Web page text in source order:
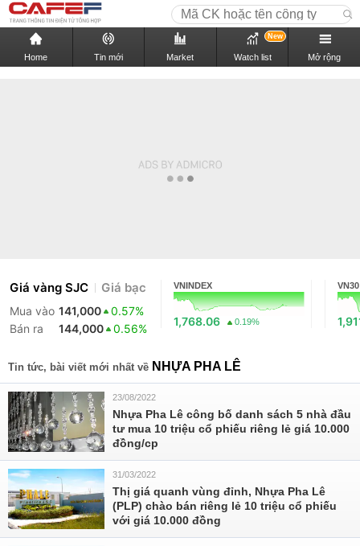
Home Tin mới Market Watch list
New
Mở rộng
Giá vàng SJC Giá bạc
Mua vào 141,000
0.57%
Bán ra
144,000 0.56%
VNINDEX
1,768.06 0.19%
VN30
Tin tức, bài viết mới nhất về NHỰA PHA LÊ
23/08/2022
Nhựa Pha Lê công bố danh sách 5 nhà đầu
tư mua 10 triệu cổ phiếu riêng lẻ giá 10.000
đồng/cp
31/03/2022
Thị giá quanh vùng đỉnh, Nhựa Pha Lê
(PLP) chào bán riêng lẻ 10 triệu cổ phiếu
với giá 10.000 đồng